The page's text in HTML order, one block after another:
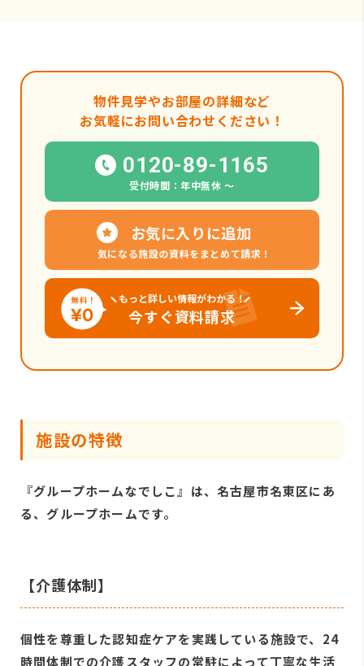
物件見学やお部屋の詳細など
お気軽にお問い合わせください！
0120-89-1165
受付時間：年中無休 〜
お気に入りに追加
気になる施設の資料をまとめて請求！
もっと詳しい情報がわかる！
今すぐ資料請求
施設の特徴
『グループホームなでしこ』は、名古屋市名東区にあ
る、グループホームです。
【介護体制】
個性を尊重した認知症ケアを実践している施設で、24
時間体制での介護スタッフの常駐によって丁寧な生活